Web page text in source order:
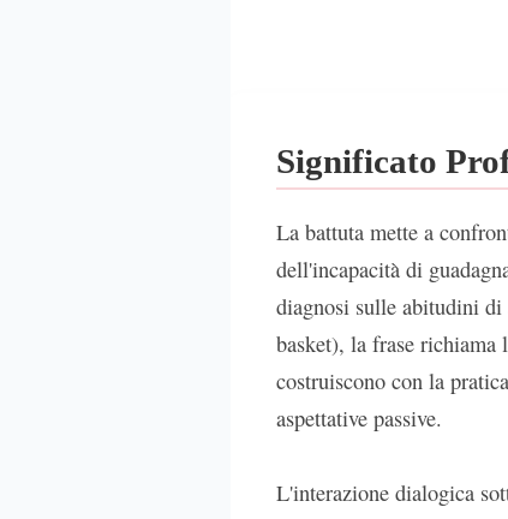
Significato
La battuta mette a
dell'incapacità di
diagnosi sulle abitudini di
basket), la frase
costruiscono con la
aspettative passive.
L'interazione dialogica